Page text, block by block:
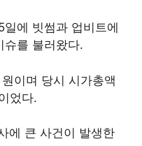
에 빗썸과 업비트에
슈를 불러왔다.
이며 당시 시가총액
었다.
에 큰 사건이 발생한